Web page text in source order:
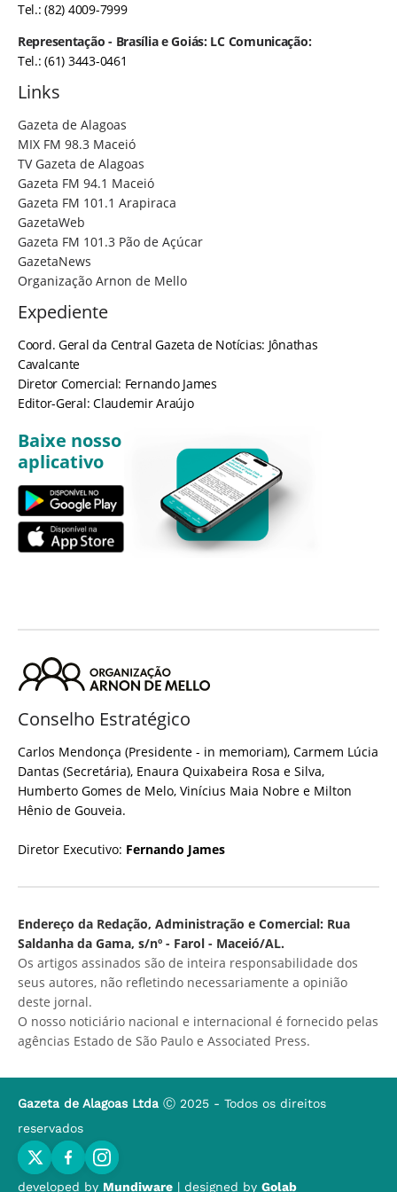
Tel.: (82) 4009-7999
Representação - Brasília e Goiás: LC Comunicação:
Tel.: (61) 3443-0461
Links
Gazeta de Alagoas
MIX FM 98.3 Maceió
TV Gazeta de Alagoas
Gazeta FM 94.1 Maceió
Gazeta FM 101.1 Arapiraca
GazetaWeb
Gazeta FM 101.3 Pão de Açúcar
GazetaNews
Organização Arnon de Mello
Expediente
Coord. Geral da Central Gazeta de Notícias: Jônathas
Cavalcante
Diretor Comercial: Fernando James
Editor-Geral: Claudemir Araújo
Baixe nosso
aplicativo
Conselho Estratégico
Carlos Mendonça (Presidente - in memoriam), Carmem Lúcia
Dantas (Secretária), Enaura Quixabeira Rosa e Silva,
Humberto Gomes de Melo, Vinícius Maia Nobre e Milton
Hênio de Gouveia.
Diretor Executivo: Fernando James
Endereço da Redação, Administração e Comercial: Rua
Saldanha da Gama, s/nº - Farol - Maceió/AL.
Os artigos assinados são de inteira responsabilidade dos
seus autores, não refletindo necessariamente a opinião
deste jornal.
O nosso noticiário nacional e internacional é fornecido pelas
agências Estado de São Paulo e Associated Press.
Gazeta de Alagoas Ltda Ⓒ 2025 - Todos os direitos
reservados
developed by Mundiware | designed by Golab